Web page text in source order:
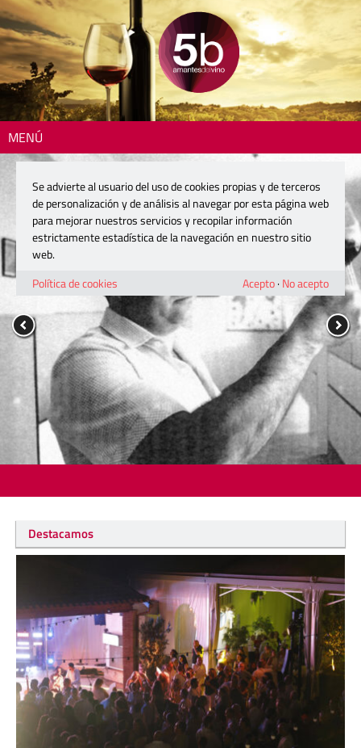
MENÚ
Destacamos
Se advierte al usuario del uso de cookies propias y de terceros
de personalización y de análisis al navegar por esta página web
para mejorar nuestros servicios y recopilar información
estrictamente estadística de la navegación en nuestro sitio
web.
Política de cookies
Acepto· No acepto